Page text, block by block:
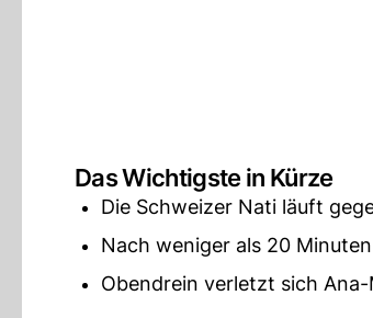
Das Wichtigste in Kürze
Die Schweizer Nati läuft
Nach weniger als 20
Obendrein verletzt sich